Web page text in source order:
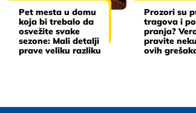
Pet mesta u domu
koja bi trebalo da
osvežite svake
sezone: Mali detalji
prave veliku razliku
Prozori su
tragova i
pranja?
pravite
ovih